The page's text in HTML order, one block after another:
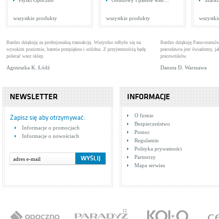
wannowa Ametyst 404-
010-00 Armatura Kraków
Cena: 418,00 zł WIĘCEJ
natryskowa ścienna z
termostatem, z
zestawem natryskowym
Baterie wannowo-natryskowe
Cena: 2 452,00 zł
wszystkie produkty wszystkie produkty
Bardzo dziękuję za profesjonalną transakcję. Wszystko odbyło się na
wysokim poziomie, bateria przepiękna i solidna. Z przyjemnością będę
polecać wasz sklep.
Agnieszka K. Łódź
Bardzo dziękuję Panu-
pracodawca jest świadomy,
pracowników.
Danuta D. Warszawa
NEWSLETTER
Zapisz się aby otrzymywać:
Informacje o promocjach
Informacje o nowościach
INFORMACJE
O firmie
Bezpieczeństwo
Pomoc
Regulamin
Polityka prywatności
Partnerzy
Mapa serwisu